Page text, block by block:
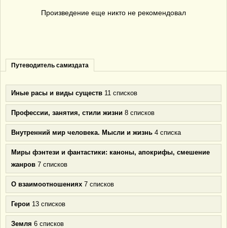
Произведение еще никто не рекомендовал
Путеводитель самиздата
Иные расы и виды существ 11 списков
Профессии, занятия, стили жизни 8 списков
Внутренний мир человека. Мысли и жизнь 4 списка
Миры фэнтези и фантастики: каноны, апокрифы, смешение
жанров 7 списков
О взаимоотношениях 7 списков
Герои 13 списков
Земля 6 списков